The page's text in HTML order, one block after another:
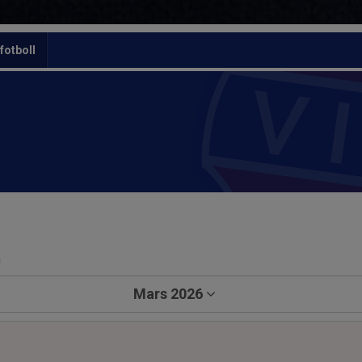
Mars 2026